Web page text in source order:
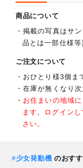
商品について
掲載の写真はサ
品とは一部仕様等
ご注文について
おひとり様3個ま
在庫が無くなり次
お住まいの地域
ます。ログイン
さい。
#少女発動機 のおす